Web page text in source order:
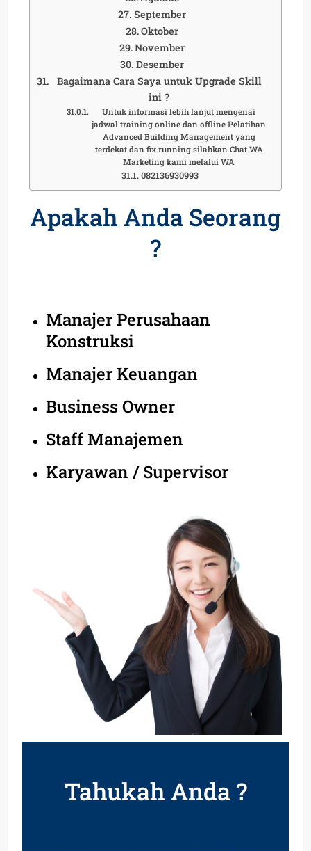
September
Oktober
November
Desember
Bagaimana Cara Saya untuk Upgrade Skill
ini ?
Untuk informasi lebih lanjut mengenai
jadwal training online dan offline Pelatihan
Advanced Building Management yang
terdekat dan fix running silahkan Chat WA
Marketing kami melalui WA
082136930993
Apakah Anda Seorang
?
Manajer Perusahaan
Konstruksi
Manajer Keuangan
Business Owner
Staff Manajemen
Karyawan / Supervisor
Tahukah Anda ?